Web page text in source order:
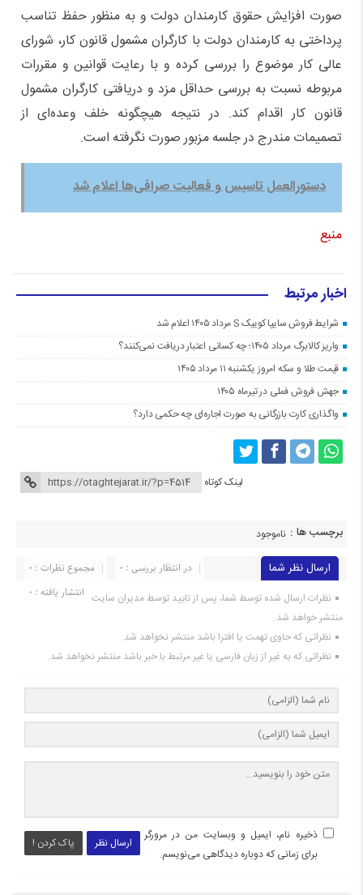
صورت افزایش حقوق کارمندان دولت و به منظور حفظ تناسب
پرداختی به کارمندان دولت با کارگران مشمول قانون کار، شورای
عالی کار موضوع را بررسی کرده و با رعایت قوانین و مقررات
مربوطه نسبت به بررسی حداقل مزد و دریافتی کارگران مشمول
قانون کار اقدام کند. در نتیجه هیچگونه خلف وعده‌ای از
تصمیمات مندرج در جلسه مزبور صورت نگرفته است.
دستورالعمل تاسیس و فعالیت صرافی‌ها اعلام شد
منبع
اخبار مرتبط
شرایط فروش سایپا کوییک S مرداد ۱۴۰۵ اعلام شد
واریز کالابرگ مرداد ۱۴۰۵؛ چه کسانی اعتبار دریافت نمی‌کنند؟
قیمت طلا و سکه امروز یکشنبه ۱۱ مرداد ۱۴۰۵
جهش فروش فملی در تیرماه ۱۴۰۵
واگذاری کارت بازرگانی به صورت اجاره‌ای چه حکمی دارد؟
لینک کوتاه
برچسب ها : ناموجود
ارسال نظر شما مجموع نظرات : 0
در انتظار بررسی : 0
انتشار یافته : 0 نظرات ارسال شده توسط شما، پس از تایید توسط مدیران سایت
منتشر خواهد شد.
نظراتی که حاوی تهمت یا افترا باشد منتشر نخواهد شد.
نظراتی که به غیر از زبان فارسی یا غیر مرتبط با خبر باشد منتشر نخواهد شد.
ارسال نظر پاک کردن !
ذخیره نام، ایمیل و وبسایت من در مرورگر
برای زمانی که دوباره دیدگاهی می‌نویسم.